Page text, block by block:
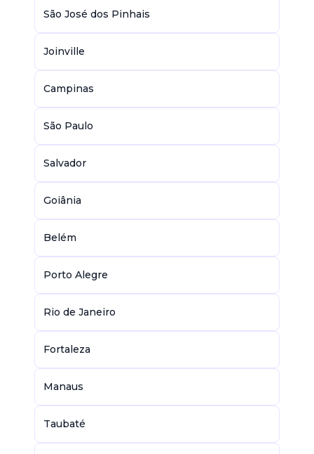
São José dos Pinhais
Joinville
Campinas
São Paulo
Salvador
Goiânia
Belém
Porto Alegre
Rio de Janeiro
Fortaleza
Manaus
Taubaté